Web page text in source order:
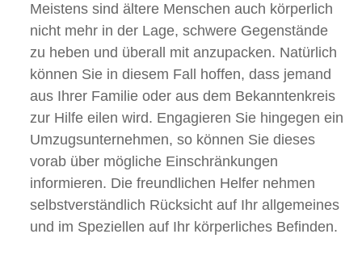
Meistens sind ältere Menschen auch körperlich
nicht mehr in der Lage, schwere Gegenstände
zu heben und überall mit anzupacken. Natürlich
können Sie in diesem Fall hoffen, dass jemand
aus Ihrer Familie oder aus dem Bekanntenkreis
zur Hilfe eilen wird. Engagieren Sie hingegen ein
Umzugsunternehmen, so können Sie dieses
vorab über mögliche Einschränkungen
informieren. Die freundlichen Helfer nehmen
selbstverständlich Rücksicht auf Ihr allgemeines
und im Speziellen auf Ihr körperliches Befinden.